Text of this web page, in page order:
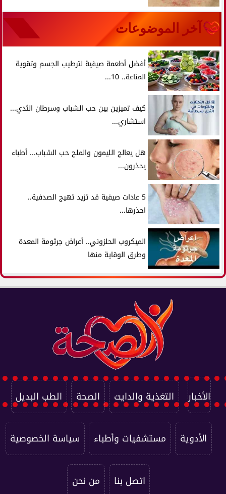
آخر الموضوعات
أفضل أطعمة صيفية لترطيب الجسم وتقوية
المناعة.. 10...
كيف تميزين بين حب الشباب وسرطان الثدي...
استشاري...
هل يعالج الليمون والملح حب الشباب... أطباء
يحذرون...
5 عادات صيفية قد تزيد تهيج الصدفية..
احذرها...
الميكروب الحلزوني.. أعراض جرثومة المعدة
وطرق الوقاية منها
الأخبار التغذية والدايت الصحة الطب البديل
الأدوية مستشفيات وأطباء سياسة الخصوصية
اتصل بنا من نحن